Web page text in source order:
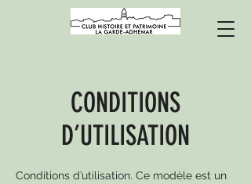
CONDITIONS
D’UTILISATION
Conditions d’utilisation. Ce modèle est un